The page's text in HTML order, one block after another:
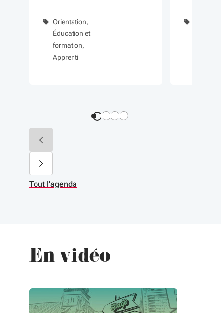
Orientation
Éducation et
formation
Apprenti
Tout l'agenda
En vidéo